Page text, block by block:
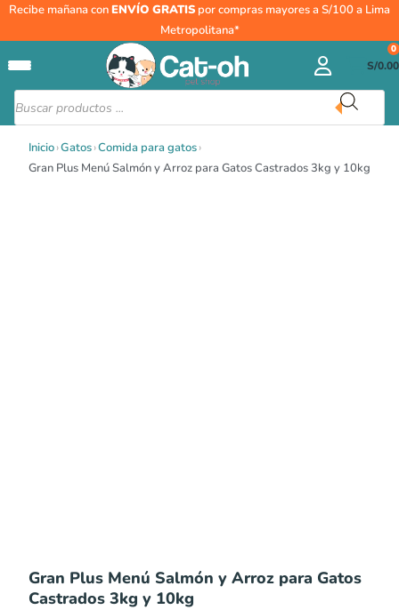
Recibe mañana conENVÍO GRATIS por compras mayores a S/100 a Lima
Metropolitana*
Búsqueda
de
productos
S/0.00
0
Inicio›Gatos›Comida para gatos›
Gran Plus Menú Salmón y Arroz para Gatos Castrados 3kg y 10kg
Gran Plus Menú Salmón y Arroz para Gatos
Castrados 3kg y 10kg
Gran
Salmón
y
Arroz
Gatos
Castrados